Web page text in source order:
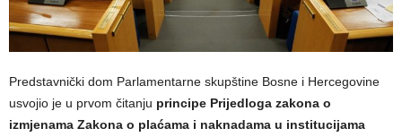
Predstavnički dom Parlamentarne skupštine Bosne i Hercegovine
usvojio je u prvom čitanju principe Prijedloga zakona o
izmjenama Zakona o plaćama i naknadama u institucijama